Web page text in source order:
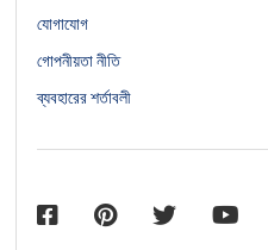
যোগাযোগ
গোপনীয়তা নীতি
ব্যবহারের শর্তাবলী